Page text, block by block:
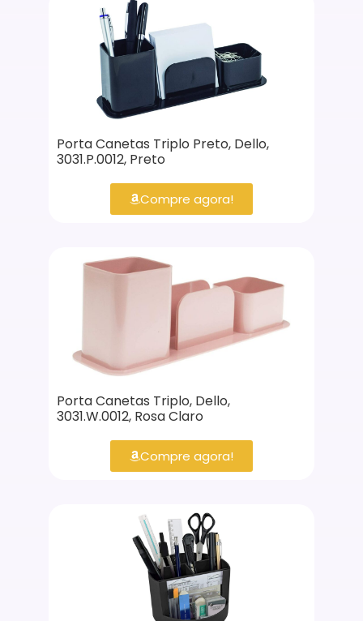
Porta Canetas Triplo Preto, Dello,
3031.P.0012, Preto
Compre agora!
Porta Canetas Triplo, Dello,
3031.W.0012, Rosa Claro
Compre agora!